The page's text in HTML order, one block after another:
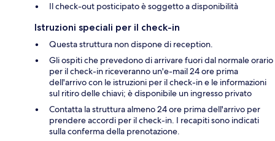
Il check-out posticipato è soggetto a disponibilità
Istruzioni speciali per il check-in
Questa struttura non dispone di reception.
Gli ospiti che prevedono di arrivare fuori dal normale orario
per il check-in riceveranno un'e-mail 24 ore prima
dell'arrivo con le istruzioni per il check-in e le informazioni
sul ritiro delle chiavi; è disponibile un ingresso privato
Contatta la struttura almeno 24 ore prima dell'arrivo per
prendere accordi per il check-in. I recapiti sono indicati
sulla conferma della prenotazione.